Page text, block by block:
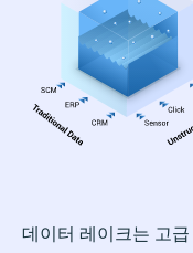
데이터 레이크는 고